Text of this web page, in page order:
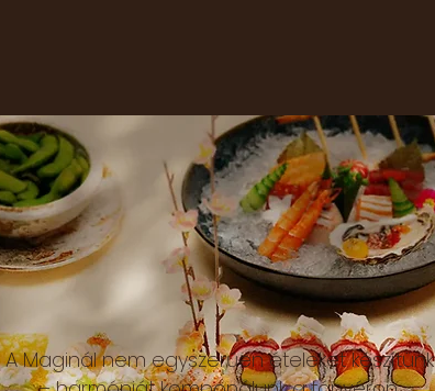
A Maginál nem egyszerűen ételeket készítünk